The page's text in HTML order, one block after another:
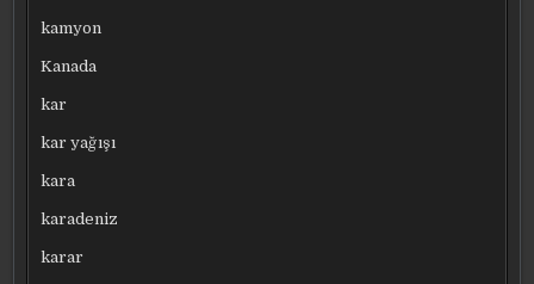
kamyon
Kanada
kar
kar yağışı
kara
karadeniz
karar